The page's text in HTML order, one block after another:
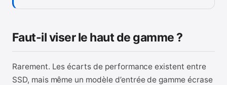
Faut-il viser le haut de gamme ?
Rarement. Les écarts de performance existent entre
SSD, mais même un modèle d’entrée de gamme écrase